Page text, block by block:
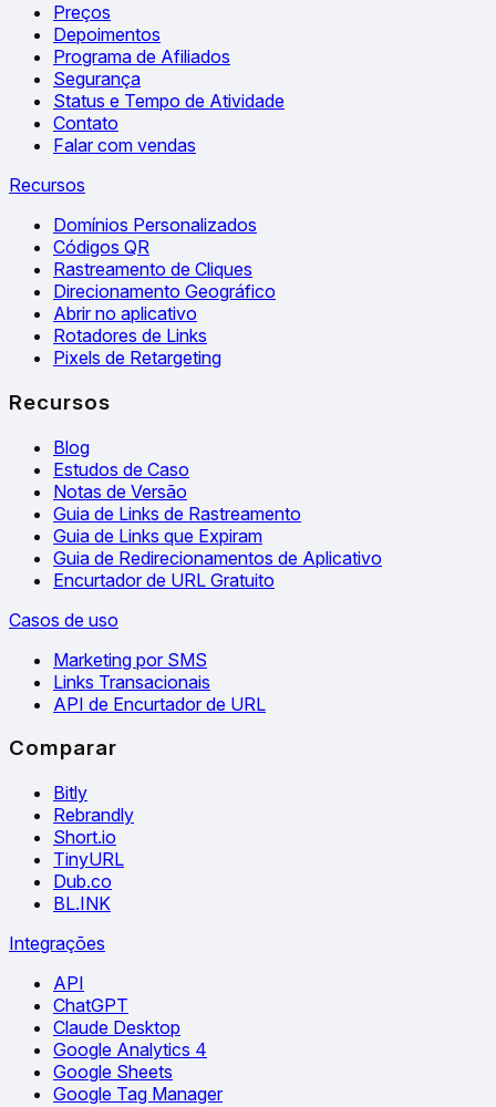
Preços
Depoimentos
Programa de Afiliados
Segurança
Status e Tempo de Atividade
Contato
Falar com vendas
Recursos
Domínios Personalizados
Códigos QR
Rastreamento de Cliques
Direcionamento Geográfico
Abrir no aplicativo
Rotadores de Links
Pixels de Retargeting
Recursos
Blog
Estudos de Caso
Notas de Versão
Guia de Links de Rastreamento
Guia de Links que Expiram
Guia de Redirecionamentos de Aplicativo
Encurtador de URL Gratuito
Casos de uso
Marketing por SMS
Links Transacionais
API de Encurtador de URL
Comparar
Bitly
Rebrandly
Short.io
TinyURL
Dub.co
BL.INK
Integrações
API
ChatGPT
Claude Desktop
Google Analytics 4
Google Sheets
Google Tag Manager